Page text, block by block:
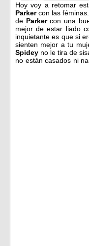
Hoy voy a retomar
Parkercon las
de Parkercon una
mejor de estar liado
inquietante es que si
sienten mejor a tu
Spidey no le tira de
no están casados ni